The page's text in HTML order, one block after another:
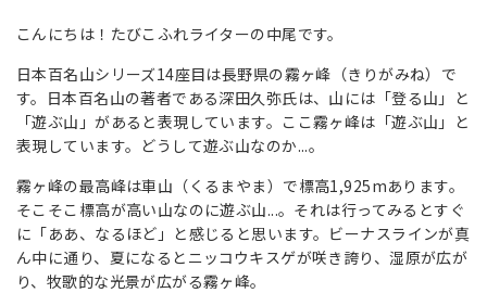
こんにちは！たびこふれライターの中尾です。
日本百名山シリーズ14座目は長野県の霧ヶ峰（きりがみね）で
す。日本百名山の著者である深田久弥氏は、山には 「登る山」と
「遊ぶ山」があると表現しています。ここ霧ヶ峰は「遊ぶ山」と
表現しています。どうして遊ぶ山なのか...。
霧ヶ峰の最高峰は車山（くるまやま）で標高1,925mあります。
そこそこ標高が高い山なのに遊ぶ山...。それは行ってみるとすぐ
に「ああ、なるほど」と感じると思います。ビーナスラインが真
ん中に通り、夏になるとニッコウキスゲが咲き誇り、湿原が広が
り、牧歌的な光景が広がる霧ヶ峰。